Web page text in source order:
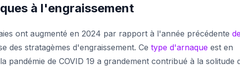
à l'engraissement
ont augmenté en 2024 par rapport à l'année précédente de
des stratagèmes d'engraissement. Ce type d'arnaque est en
pandémie de COVID 19 a grandement contribué à la solitude